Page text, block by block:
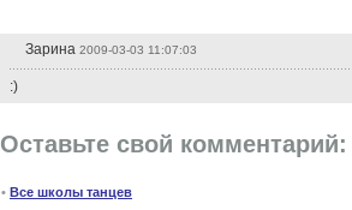
Зарина 2009-03-03 11:07:03
:)
Оставьте свой комментарий:
• Все школы танцев